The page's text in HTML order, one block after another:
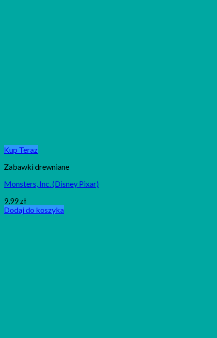
Kup Teraz
Zabawki drewniane
Monsters, Inc. (Disney Pixar)
9,99 zł
Dodaj do koszyka